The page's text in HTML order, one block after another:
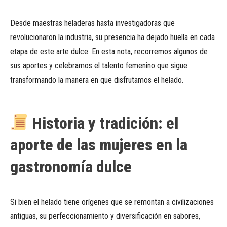
Desde maestras heladeras hasta investigadoras que
revolucionaron la industria, su presencia ha dejado huella en cada
etapa de este arte dulce. En esta nota, recorremos algunos de
sus aportes y celebramos el talento femenino que sigue
transformando la manera en que disfrutamos el helado.
Historia y tradición: el
aporte de las mujeres en la
gastronomía dulce
Si bien el helado tiene orígenes que se remontan a civilizaciones
antiguas, su perfeccionamiento y diversificación en sabores,